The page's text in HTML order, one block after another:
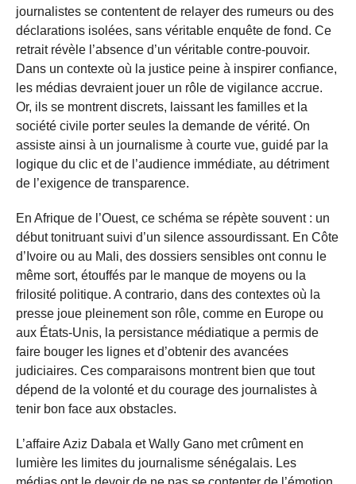
journalistes se contentent de relayer des rumeurs ou des
déclarations isolées, sans véritable enquête de fond. Ce
retrait révèle l’absence d’un véritable contre-pouvoir.
Dans un contexte où la justice peine à inspirer confiance,
les médias devraient jouer un rôle de vigilance accrue.
Or, ils se montrent discrets, laissant les familles et la
société civile porter seules la demande de vérité. On
assiste ainsi à un journalisme à courte vue, guidé par la
logique du clic et de l’audience immédiate, au détriment
de l’exigence de transparence.
En Afrique de l’Ouest, ce schéma se répète souvent : un
début tonitruant suivi d’un silence assourdissant. En Côte
d’Ivoire ou au Mali, des dossiers sensibles ont connu le
même sort, étouffés par le manque de moyens ou la
frilosité politique. A contrario, dans des contextes où la
presse joue pleinement son rôle, comme en Europe ou
aux États-Unis, la persistance médiatique a permis de
faire bouger les lignes et d’obtenir des avancées
judiciaires. Ces comparaisons montrent bien que tout
dépend de la volonté et du courage des journalistes à
tenir bon face aux obstacles.
L’affaire Aziz Dabala et Wally Gano met crûment en
lumière les limites du journalisme sénégalais. Les